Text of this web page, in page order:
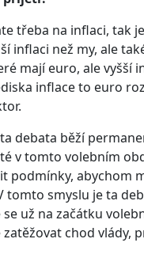
třeba na inflaci, tak
inflaci než my, ale
mají euro, ale vyšší
inflace to euro
debata běží
v tomto volebním
podmínky, abychom
tomto smyslu je ta
už na začátku
chod vlády,